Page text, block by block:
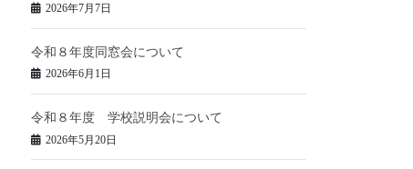
2026年7月7日
令和８年度同窓会について
2026年6月1日
令和８年度 学校説明会について
2026年5月20日